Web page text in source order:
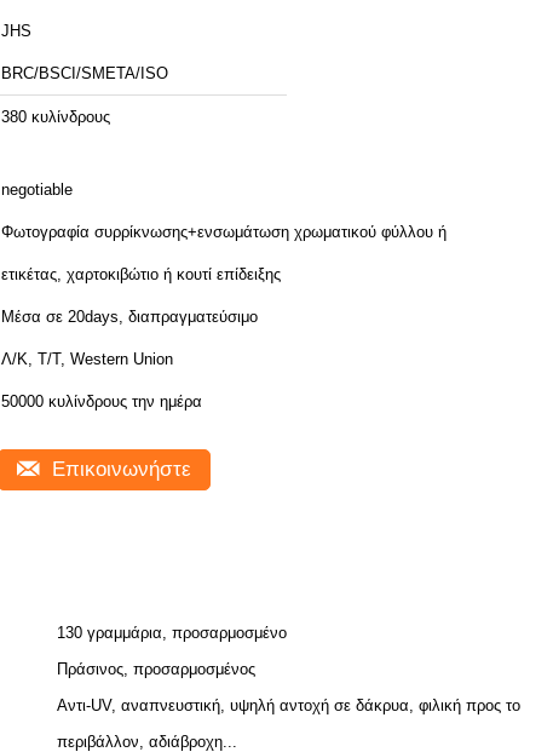
JHS
BRC/BSCI/SMETA/ISO
380 κυλίνδρους
negotiable
Φωτογραφία συρρίκνωσης+ενσωμάτωση χρωματικού φύλλου ή
ετικέτας, χαρτοκιβώτιο ή κουτί επίδειξης
Μέσα σε 20days, διαπραγματεύσιμο
Λ/Κ, Τ/Τ, Western Union
50000 κυλίνδρους την ημέρα
Επικοινωνήστε
130 γραμμάρια, προσαρμοσμένο
Πράσινος, προσαρμοσμένος
Αντι-UV, αναπνευστική, υψηλή αντοχή σε δάκρυα, φιλική προς το
περιβάλλον, αδιάβροχη...